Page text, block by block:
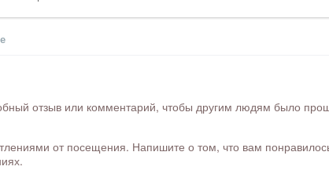
отзыв или комментарий, чтобы другим людям было
от посещения. Напишите о том, что вам